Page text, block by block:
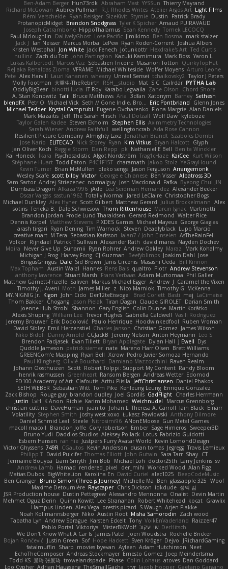
Ben-Adam Berger Hun73rdk Abraham Mast YYSSun Thierry Mayrand
Richard McGowan Aubrey Pullman R.J. Rhodes Writes Atelier Argos Art Light Films
Rémi Verschelde Ryan Reisiger SizeKivit Stymie Dustin
Patrick Brady
ProtanopicMidget Brandon Snodgrass Tyler K Spicher Arnaud PUIRAVAUD
Joseph Catrambone HippoThalamus Sean Kennedy Tomek LECOCQ
Paul Mcloughlin
DaLivelyGhost Lose Pacific Jimikimo Ben Bosma
mark stalzer
Jack J
Ian Neisser Marcus Morba LePew Ryan Roden-Corrent Joshua Albers
Kristen Westphal
Jon White Jack Fenech Jotunkottr Hexdrake's Art Ted Curtis
nullinc Zach du Toit John Partington Kazuki Kamimura Mark Boss Yaron L.
Lukas Kalbertodt Marcos Vaz Sébastien Tricoire Masanori Tottori QuirkyTopHat
ReJ aka Renaldas Zioma VFRAME Michael Whiteside Wolfer Moyens Arturo Leone
Pete Alex Harvill Lauri Kananen wheany Unreal Sensei tchaikovsky2 Taylor J Peters
Molly Footman 大重生-TheRebirth RSH__studio Mat S C Cailrdar PYTHA Lab
OddlyBigBear binotti lucia IT Roy Karabo Legwaila Zane Olson
Chord Shore
A. Stan Konowitz Talii Bruce Matthews Aria 3dfan Xatonym Barney Sethesh
blendFX Petr O Michael Vick Seth // Gone Indie, Bro... Eric Pontbriand
Glenn Jones
Michael Tedder Krystal Camprubi Eugene Ovcharenko Fiona Margrie Alan Daniels
Mark Mazaitis Jeff The Sarah Hirsch Paul Dolzall Wolf Daw kyleboze
Taylor Galen Kadee Steven Ekholm Stephen Ellis Aximmetry Technologies
Sarah Wiener Andrew Faithfull wellingtoncrab Ada Rose Cannon
Resilient Picture Company Almighty Laxz Jonathan Brandt Szabolcs Dombi
Jose Nario
ELITECAD Nick Storey Ryan Kim Vitkus Bryan Halcott Glyph
Jan Oliver Koch Reggie Storm Dan Repp pk Nathaniel E Bell Benita Winckler
Kai Honeck Íkara Psychosadistic Algot Nordström Trag1cHaze KaiCee Kurt Wilson
Stéphane Huart Todd Eaton P4C1F15T charamath Jakob Stolz YeGrayHound
Kevin Turner Brian McMullen oleko senga Jason Ferguson Arrangemonk
Wesley Scafe scott bilby Victor George e Chianese Ben Visser Albatross 3D
Sam Sartor Andrej Striezenec normalguy Josh Macdonald Pafka Byeong Chul JIN
Dumbass Dragon Alkaza1996 jAde Lea Seidman Hernandez Alexander Becker
Oscar Vargas sastun1962 Totally Normal Jared LeClaire Christopher Bogs
Michael Dunkley Alex Hyner Scott Gilbert Matthew Gerard Julius Brockelmann Alex
sotiris Teneka B. Dale Schwiesow Thom Rittenhouse Marcin Ignac Martinotti
Brandon Jordan Frode Lund Tharaldsen Gerard Redmond Walter Rice
Dennis Korpel Matthew Stevens PIXDES Games Michael Mayeux George Giagias
arash tirgari Ryan Dening Tim Warnock Steven Deadlyblack Lupo Marcio
creative mart M Tera Sebastian Karlsson Iaian7 / John Einselen AsTheRainFell
Volkor Rijndael Patrick T Sullivan Alexander Rath david mares Nayden Dochev
Moira
Never Give Up Sunamii Ryan Rohrer Andrew Oakley Maraz
Mark Kohalmy
Michigan J Frog Harvey Fong CJ Guzman Beefyblimps Joakim Dahl Jose
BingusGringus Dale Sid Brown Jānis Circenis Masashi Ueda
Bill Kinnon
Max Topham Austin Walzl Hannes Rens Bais qualtro Piotr Andrew Stevenson
anthony lawrence Stuart Marsh Frans Verbaas Adam Murtomaa Phil Galler
Matthew Garnett-Frizelle Saliven Markus Michael Egger Andrew J Caramel the Vixen
Timothy J. Aveni Moth James Miller z Nico Marniok Timothy G. McKenna
MY.NIGNIG Jr. Kigon John Cido Der12teEisvogel Brad Corlett Basti maj LaCimaise
Thom Bakker Chogang Jason Pielak Tiran Dagan Claude GIROLET Darian Smith
Joenne Hub-Strobl Shannon Gary English Colin Dunne Martin Koťátko
Alexis Shuping William Lee Trevor Hughes Gabriella Caldwell Vasili Rodriguez
Jeremy Brouwer Erik Dodolović Paulo Henrique Hoodwinkedfool Ruben Vroman
David Sibley Emil Herzenstiel Charles Janson Christian Gomez James Wilson
Niko Bidoli Danny Arnold CGJackB Jeremy Nelson Anton Heymann Leo S
Brendon Padjasek Evan Tillett Bryan Applegate Dylan Hall J Ewell Dys
Quddle Jameson patrick siemer nate Mareno Harr Olsen Brett Williams
GREENCom'e Mapping Ryan Bell Xcrow Pedro Javier Somoza Hernando
Paul Klingberg Olivié Bouchard Damiano Mazzocchini Raven Realm
Johann Oosthuizen Scott Robert Tolppi: Support My Content Randy Bloom
henrik rasmussen Greenheart Ransom Bergen Andreas Wetter Edomod
PD100 Academy of Art Clafoutis Arttu Piisila JeffChristiansen Daniel Phakos
SETH WEBER Sebastian Witt Tom Pike Kenleung Leung Enrique Gonzalez
Zack Bishop
Rouge guy brandon dudley Joel Gordils GadFlight Charles Herrmann
Justin
LvH K Anon Richie Karim Mohamed Weichnudel
Marcus Grennborg
christian cuttino DaveHuman juanito Johan L Theresa A. Carroll Iain Black Einarr
Volatility Stephen Smith joshy west xoxo Łukasz Pawłowski Anthony Dilmore
Daniel Schmid Leal Steele Nitrosimi96 ANonEMoose Gun Metal Games
macoll macoll
Brandon Joffe Cory robertson Ember Sage Himeros Sweeper3D
Bruno Yudi Daddios Studios Aleksey Pollack Lotus Fabrizio Guidotti
Esbern Hansen ran nie Justper's Furry Avatar World Kevin LomondDesign
Victor Ghyssens 749R CGautos Kevin Anderson dusan tomas Jegregg Travis Lemieux
Philipp T David Pulcifer Thomas Elliott John Gutwin Sara Tarr Shay CT
Jermaine Bouyea Liam Smyth Jim Bob Michael Loh doctor25th Larry Jenkins sv
Andrew Lamb Hamad rendered_pixel der_mihi Worked Wood Alan Figg
Matias Dubos BigWhiteLion Karolina En David Curiel alec1025
BeepCodeMusic
Ben Granger Bruno Simon (Three.js Journey) Michelle Ma Ben glassapple 325 Woof
Maxime Detournière Rayscaper Chris Dickson idkdude 성익 김
JSR Production house Dustin Pettegrew Alessandro Mennonna Onalist Devin Martin
Mehmet Oguz Derin
Quinn Kowitt Lee Stranahan Robert Whitehead kocat Grawlix
Hampus Linden Alex Vega orestis picard S Waugh Arjen Plakke
Noah Kollmannsberger Niko Austin Root Misha Samorodin Zach wood
Tabatha Lyn Andrew Sprague Karsten Eckelt Tony VolkEnVaderland Raizzer47
Pablo Portal Viktoriya MisterBKWolf שי יעקוב DerHitsch
We Don't Know What A Car Is James Patel Joeri Woudstra Rochelle Bricker
Bojan Rončević Justin Green Sof Hope Hackett Sven Kröger Dejvo
JRichardGaming
fatalmuffin Sharp movies byevan Ayleen Adam Hutchinson Neet
EchoTheComposer Andreas Stockmayer Ernesto Gomez Joep Meindertsma
Todd KS 景琦 张景琦 trowelandspade Phase Colin Lohaus atoves Dan Goddard
Loo Cypher Adrian Haugseng TheSmallGacha trvr Jacob Hooper Gaetano Gargano